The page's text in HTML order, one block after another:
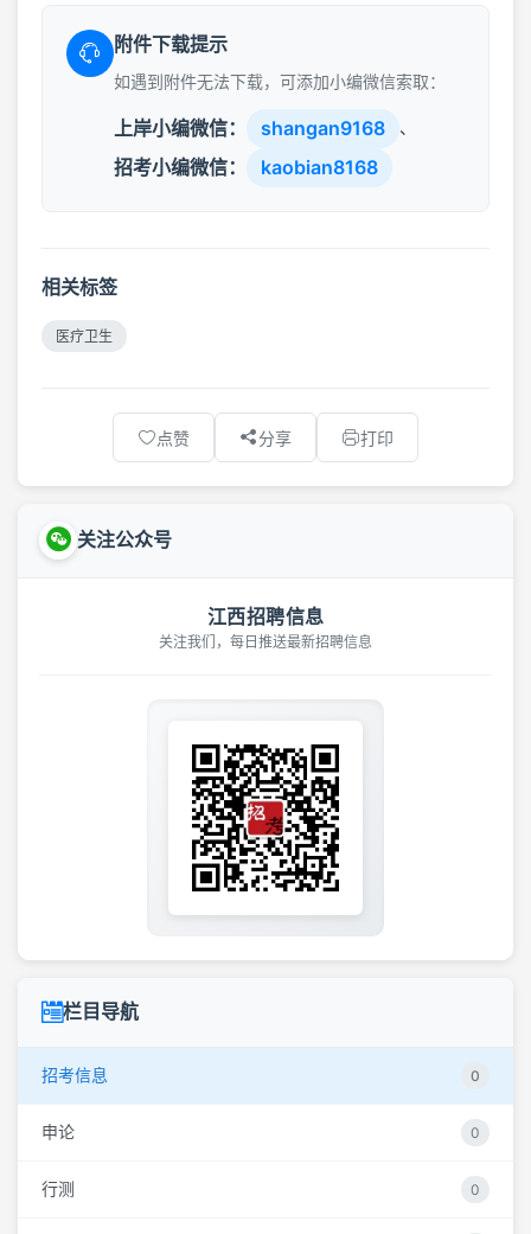
附件下载提示
如遇到附件无法下载，可添加小编微信索取：
上岸小编微信： shangan9168 、
招考小编微信： kaobian8168
相关标签
医疗卫生
点赞 分享 打印
关注公众号
江西招聘信息
关注我们，每日推送最新招聘信息
栏目导航
招考信息 0
申论 0
行测 0